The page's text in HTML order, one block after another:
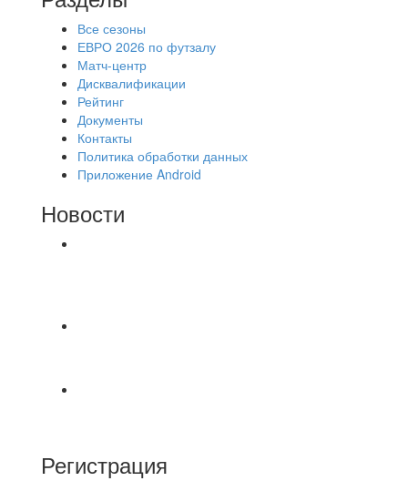
Все сезоны
ЕВРО 2026 по футзалу
Матч-центр
Дисквалификации
Рейтинг
Документы
Контакты
Политика обработки данных
Приложение Android
Новости
Регистрация